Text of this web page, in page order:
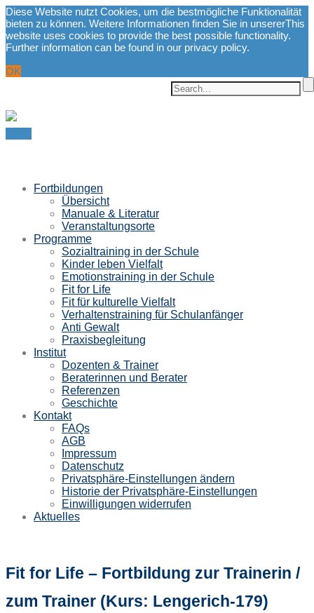
Diese Website nutzt Cookies, um die bestmögliche Funktionalität
bieten zu können. Weitere Informationen finden Sie in unsererThis
website uses cookies to provide the best possible functionality.
Further information can be found in our privacy policy.
OK
Fortbildungen
Übersicht
Manuale & Literatur
Veranstaltungsorte
Programme
Sozialtraining in der Schule
Kinder leben Vielfalt
Emotionstraining in der Schule
Fit for Life
Fit für kulturelle Vielfalt
Verhaltenstraining für Schulanfänger
Anti Gewalt
Praxisbegleitung
Institut
Dozenten & Trainer
Beraterinnen und Berater
Referenzen
Geschichte
Kontakt
FAQs
AGB
Impressum
Datenschutz
Privatsphäre-Einstellungen ändern
Historie der Privatsphäre-Einstellungen
Einwilligungen widerrufen
Aktuelles
Fit for Life – Fortbildung zur Trainerin /
zum Trainer (Kurs: Lengerich-179)